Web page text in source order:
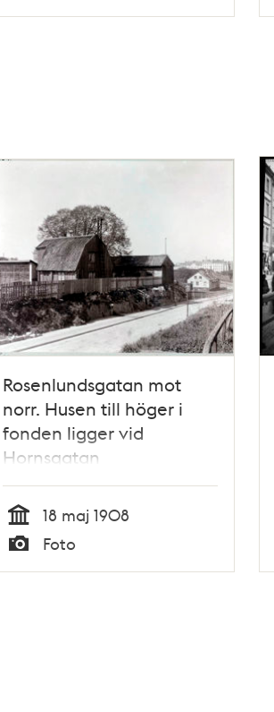
Typ
Rosenlundsgatan mot
norr. Husen till höger i
fonden ligger vid
Hornsgatan
Tid
18 maj 1908
Typ
Foto